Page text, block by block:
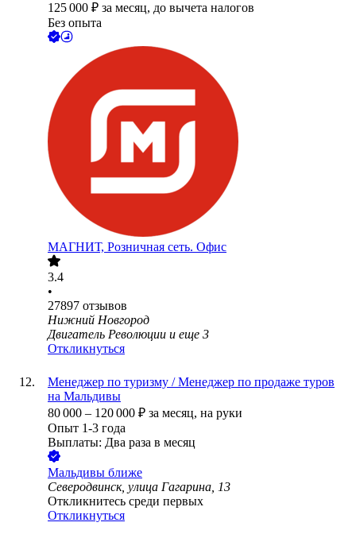
125 000 ₽ за месяц, до вычета налогов
Без опыта
МАГНИТ, Розничная сеть. Офис
3.4
•
27897 отзывов
Нижний Новгород
Двигатель Революции и еще 3
Откликнуться
Менеджер по туризму / Менеджер по продаже туров
на Мальдивы
80 000 – 120 000 ₽ за месяц, на руки
Опыт 1-3 года
Выплаты: Два раза в месяц
Мальдивы ближе
Северодвинск, улица Гагарина, 13
Откликнитесь среди первых
Откликнуться